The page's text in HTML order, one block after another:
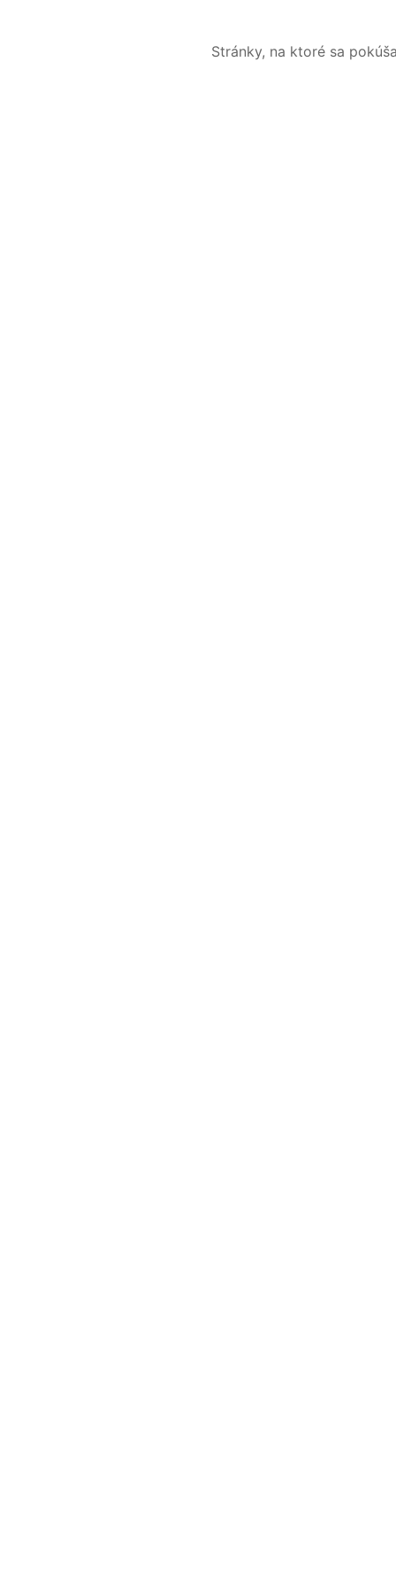
Stránky, na ktoré sa